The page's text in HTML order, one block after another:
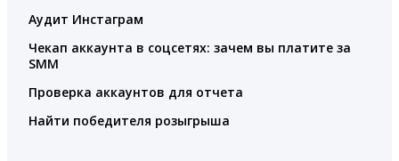
Аудит Инстаграм
Чекап аккаунта в соцсетях: зачем вы платите за
SMM
Проверка аккаунтов для отчета
Найти победителя розыгрыша